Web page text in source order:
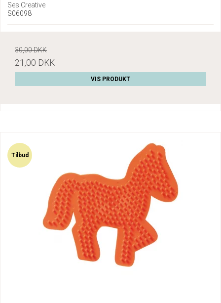
Ses Creative
S06098
30,00 DKK
21,00 DKK
VIS PRODUKT
Tilbud